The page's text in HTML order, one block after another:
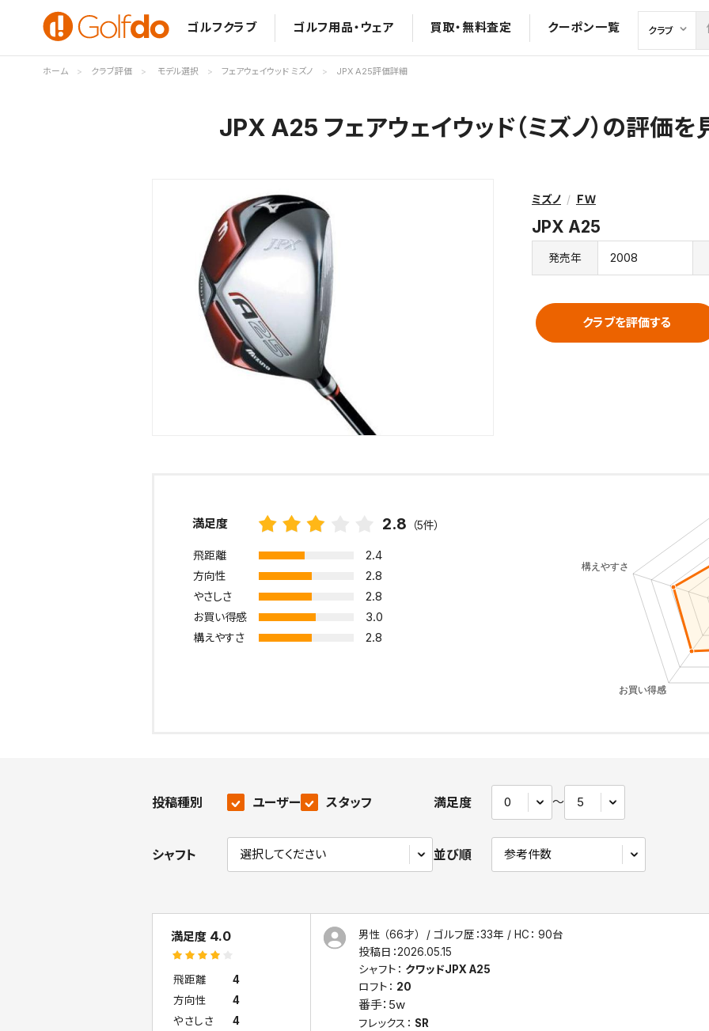
ゴルフクラブ ゴルフ用品・ウェア 買取・無料査定 クーポン一覧
ホーム クラブ評価 モデル選択 フェアウェイウッド ミズノ JPX A25評価詳細
JPX A25 フェアウェイウッド（ミズノ）の評価を
ミズノ ＦＷ
JPX A25
発売年 2008
クラブを評価する
満足度 2.8 （5件）
飛距離 2.4
方向性 2.8
やさしさ 2.8
お買い得感 3.0
構えやすさ 2.8
投稿種別 ユーザー スタッフ
シャフト
満足度 〜
並び順
満足度 4.0
飛距離
4
方向性
4
やさしさ
4
男性 （66才） ゴルフ歴：33年
HC： 90台
投稿日：2026.05.15
シャフト： クワッドJPX A25
ロフト： 20
番手： 5w
フレックス： SR